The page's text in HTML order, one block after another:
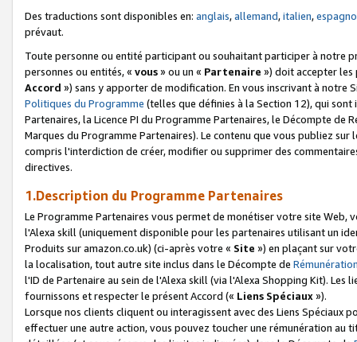
Des traductions sont disponibles en: anglais,allemand,italien,
prévaut.
Toute personne ou entité participant ou souhaitant participer à notre
personnes ou entités, « vous» ou un « Partenaire ») doit accepter les
Accord ») sans y apporter de modification. En vous inscrivant à notre
Politiques du Programme (telles que définies à la Section 12), qui
Partenaires, la Licence PI du Programme Partenaires, le Décompte de
Marques du Programme Partenaires). Le contenu que vous publiez
compris l'interdiction de créer, modifier ou supprimer des
directives.
1.Description du Programme Partenaires
Le Programme Partenaires vous permet de monétiser votre site Web,
l'Alexa skill (uniquement disponible pour les partenaires utilisant un
Produits sur amazon.co.uk) (ci-après votre « Site ») en plaçant sur
la localisation, tout autre site inclus dans le Décompte de
l'ID de Partenaire au sein de l'Alexa skill (via l'Alexa Shopping Kit).
fournissons et respecter le présent Accord (« Liens Spéciaux»).
Lorsque nos clients cliquent ou interagissent avec des Liens Spéciaux
effectuer une autre action, vous pouvez toucher une rémunération